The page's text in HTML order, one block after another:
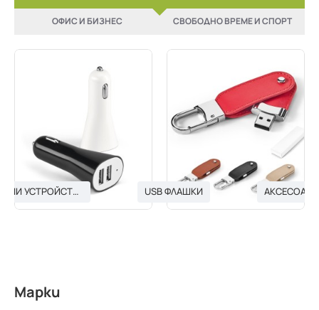
ТЕХНОЛОГИИ И МОБИЛНИ УСТРОЙСТВА
Марки